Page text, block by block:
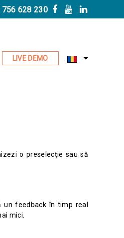
756 628 230
LIVE DEMO
o preselecție sau să
feedback în timp real
mici.